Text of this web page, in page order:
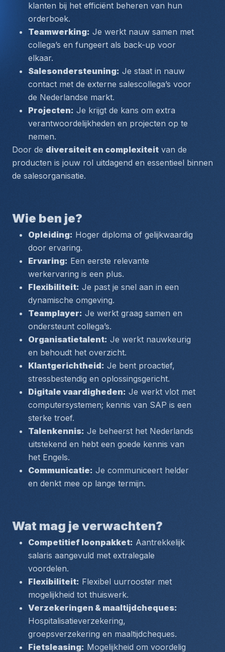
klanten bij het efficiënt beheren van hun
orderboek.
Teamwerking: Je werkt nauw samen met
collega’s en fungeert als back-up voor
elkaar.
Salesondersteuning: Je staat in nauw
contact met de externe salescollega’s voor
de Nederlandse markt.
Projecten: Je krijgt de kans om extra
verantwoordelijkheden en projecten op te
nemen.
Door de diversiteit en complexiteit van de
producten is jouw rol uitdagend en essentieel binnen
de salesorganisatie.
Wie ben je?
Opleiding: Hoger diploma of gelijkwaardig
door ervaring.
Ervaring: Een eerste relevante
werkervaring is een plus.
Flexibiliteit: Je past je snel aan in een
dynamische omgeving.
Teamplayer: Je werkt graag samen en
ondersteunt collega’s.
Organisatietalent: Je werkt nauwkeurig
en behoudt het overzicht.
Klantgerichtheid: Je bent proactief,
stressbestendig en oplossingsgericht.
Digitale vaardigheden: Je werkt vlot met
computersystemen; kennis van SAP is een
sterke troef.
Talenkennis: Je beheerst het Nederlands
uitstekend en hebt een goede kennis van
het Engels.
Communicatie: Je communiceert helder
en denkt mee op lange termijn.
Wat mag je verwachten?
Competitief loonpakket: Aantrekkelijk
salaris aangevuld met extralegale
voordelen.
Flexibiliteit: Flexibel uurrooster met
mogelijkheid tot thuiswerk.
Verzekeringen & maaltijdcheques:
Hospitalisatieverzekering,
groepsverzekering en maaltijdcheques.
Fietsleasing: Mogelijkheid om voordelig